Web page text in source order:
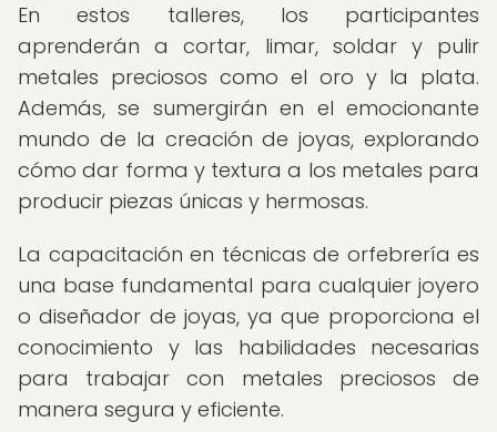
En estos talleres, los participantes
aprenderán a cortar, limar, soldar y pulir
metales preciosos como el oro y la plata.
Además, se sumergirán en el emocionante
mundo de la creación de joyas, explorando
cómo dar forma y textura a los metales para
producir piezas únicas y hermosas.
La capacitación en técnicas de orfebrería es
una base fundamental para cualquier joyero
o diseñador de joyas, ya que proporciona el
conocimiento y las habilidades necesarias
para trabajar con metales preciosos de
manera segura y eficiente.